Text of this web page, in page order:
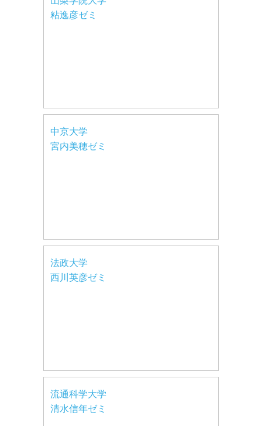
粘逸彦ゼミ
中京大学
宮内美穂ゼミ
法政大学
西川英彦ゼミ
流通科学大学
清水信年ゼミ